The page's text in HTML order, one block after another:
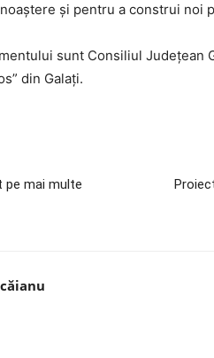
și pentru a construi noi
sunt Consiliul Județean
din Galați.
pe mai multe